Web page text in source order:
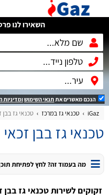
השאירו לנו
הנכם מאשרים את תנאי השימושומדיניות
iGaz טכנאי גז במרכז טכנאי גז בבן
טכנאי גז בבן זכאי
מה בעמוד זה? לחץ לפתיחת תוכן
זקוקים לשירות טכנאי גז